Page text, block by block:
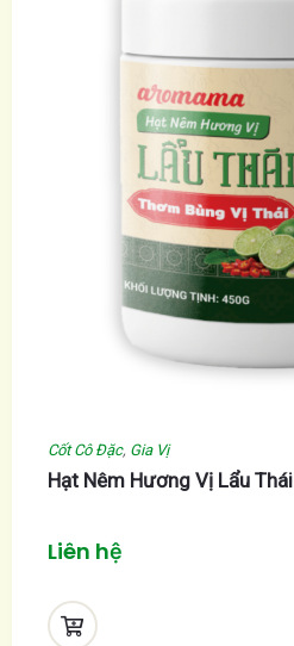
Cốt Cô Đặc, Gia Vị
Hạt Nêm Hương Vị Lẩu Thái
Liên hệ